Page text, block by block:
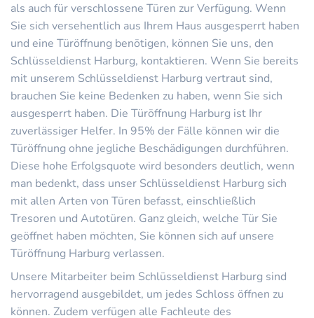
als auch für verschlossene Türen zur Verfügung. Wenn
Sie sich versehentlich aus Ihrem Haus ausgesperrt haben
und eine Türöffnung benötigen, können Sie uns, den
Schlüsseldienst Harburg, kontaktieren. Wenn Sie bereits
mit unserem Schlüsseldienst Harburg vertraut sind,
brauchen Sie keine Bedenken zu haben, wenn Sie sich
ausgesperrt haben. Die Türöffnung Harburg ist Ihr
zuverlässiger Helfer. In 95% der Fälle können wir die
Türöffnung ohne jegliche Beschädigungen durchführen.
Diese hohe Erfolgsquote wird besonders deutlich, wenn
man bedenkt, dass unser Schlüsseldienst Harburg sich
mit allen Arten von Türen befasst, einschließlich
Tresoren und Autotüren. Ganz gleich, welche Tür Sie
geöffnet haben möchten, Sie können sich auf unsere
Türöffnung Harburg verlassen.
Unsere Mitarbeiter beim Schlüsseldienst Harburg sind
hervorragend ausgebildet, um jedes Schloss öffnen zu
können. Zudem verfügen alle Fachleute des